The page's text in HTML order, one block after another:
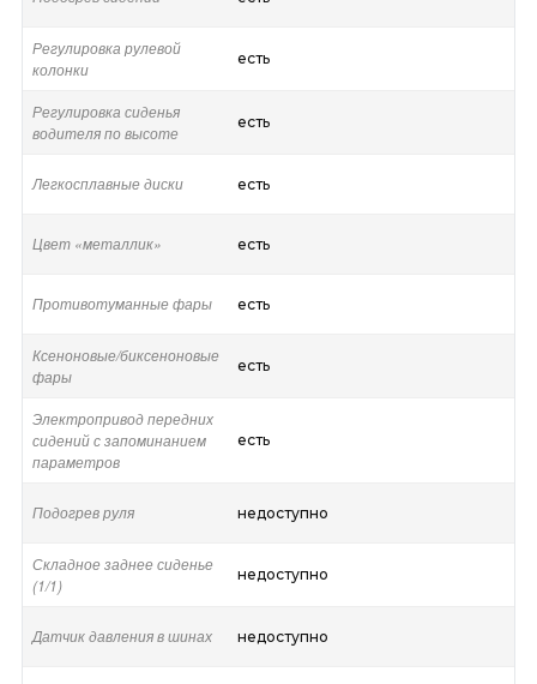
Регулировка рулевой
колонки
есть
Регулировка сиденья
водителя по высоте
есть
Легкосплавные диски есть
Цвет «металлик» есть
Противотуманные фары есть
Ксеноновые/биксеноновые
фары
есть
Электропривод передних
сидений с запоминанием
параметров
есть
Подогрев руля недоступно
Складное заднее сиденье
(1/1)
недоступно
Датчик давления в шинах недоступно